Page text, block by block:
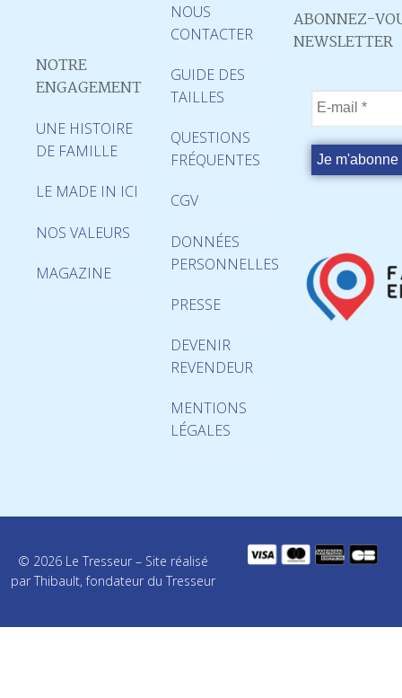
NOTRE
ENGAGEMENT
UNE HISTOIRE
DE FAMILLE
LE MADE IN ICI
NOS VALEURS
MAGAZINE
NOUS
CONTACTER
GUIDE DES
TAILLES
QUESTIONS
FRÉQUENTES
CGV
DONNÉES
PERSONNELLES
PRESSE
DEVENIR
REVENDEUR
MENTIONS
LÉGALES
ABONNEZ-
NEWSLETTER
© 2026 Le Tresseur – Site réalisé
par Thibault, fondateur du Tresseur